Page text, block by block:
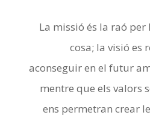
La missió és la raó
cosa; la visió es
aconseguir en el futur
mentre que els valors
ens permetran crear